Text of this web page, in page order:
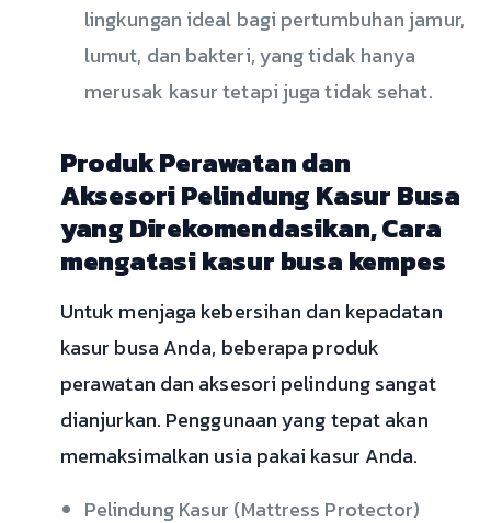
lingkungan ideal bagi pertumbuhan jamur,
lumut, dan bakteri, yang tidak hanya
merusak kasur tetapi juga tidak sehat.
Produk Perawatan dan
Aksesori Pelindung Kasur Busa
yang Direkomendasikan, Cara
mengatasi kasur busa kempes
Untuk menjaga kebersihan dan kepadatan
kasur busa Anda, beberapa produk
perawatan dan aksesori pelindung sangat
dianjurkan. Penggunaan yang tepat akan
memaksimalkan usia pakai kasur Anda.
Pelindung Kasur (Mattress Protector)